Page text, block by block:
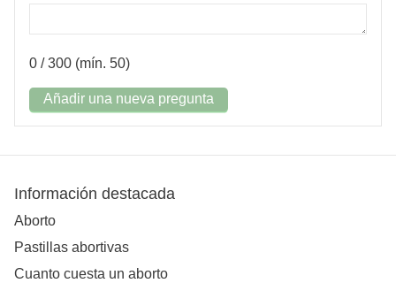
0 / 300 (mín. 50)
Añadir una nueva pregunta
Información destacada
Aborto
Pastillas abortivas
Cuanto cuesta un aborto